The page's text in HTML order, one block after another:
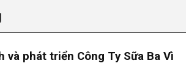
và phát triển Công TySữa Ba Vì